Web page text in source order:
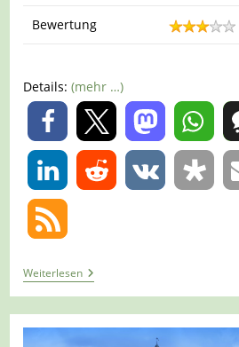
Bewertung
Details:(mehr …)
0
WeiterlesenTour
1303
–
Niederkrüchten-
Elmpt